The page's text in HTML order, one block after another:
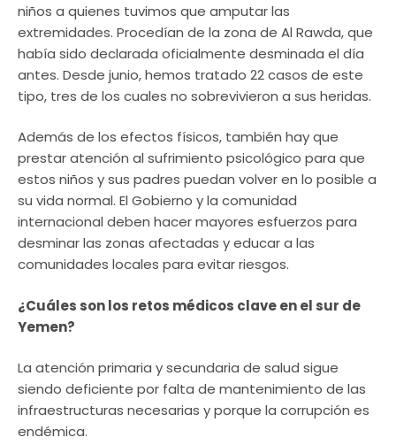
niños a quienes tuvimos que amputar las
extremidades. Procedían de la zona de Al Rawda, que
había sido declarada oficialmente desminada el día
antes. Desde junio, hemos tratado 22 casos de este
tipo, tres de los cuales no sobrevivieron a sus heridas.
Además de los efectos físicos, también hay que
prestar atención al sufrimiento psicológico para que
estos niños y sus padres puedan volver en lo posible a
su vida normal. El Gobierno y la comunidad
internacional deben hacer mayores esfuerzos para
desminar las zonas afectadas y educar a las
comunidades locales para evitar riesgos.
¿Cuáles son los retos médicos clave en el sur de
Yemen?
La atención primaria y secundaria de salud sigue
siendo deficiente por falta de mantenimiento de las
infraestructuras necesarias y porque la corrupción es
endémica.